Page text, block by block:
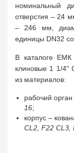
номинальный
отверстия – 24
– 246 мм,
единицы DN32
В каталоге ЕМК
клиновые 1 1/4"
из материалов:
рабочий
16;
корпус –
CL2, F22 CL3,